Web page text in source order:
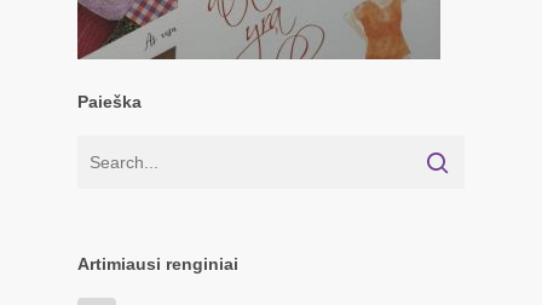
Paieška
Artimiausi renginiai